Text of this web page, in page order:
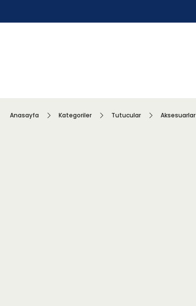
Anasayfa Kategoriler Tutucular Aksesuarlar